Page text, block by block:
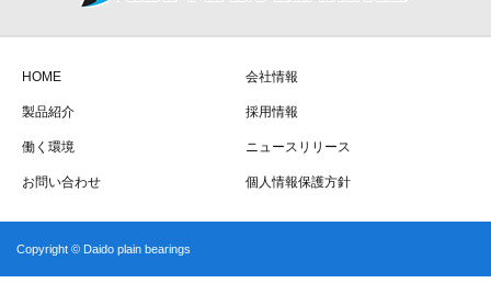
HOME 会社情報
製品紹介 採用情報
働く環境 ニュースリリース
お問い合わせ 個人情報保護方針
Copyright © Daido plain bearings